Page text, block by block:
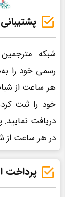
پشتیبانی 24 ساعته
شبکه
هر ساعت از
خود را ثبت
دریافت نمایید.
در هر ساعت از
پرداخت